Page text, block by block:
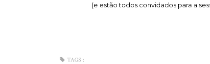
(e estão todos convidados para a
TAGS :